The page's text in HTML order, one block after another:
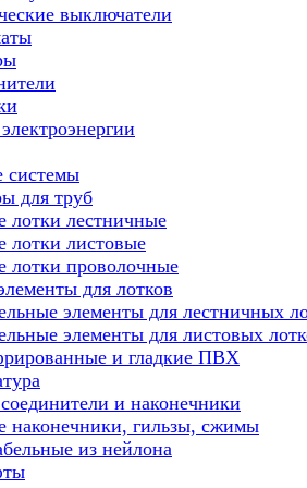
выключатели
системы
для труб
лотки лестничные
лотки листовые
лотки проволочные
для лотков
элементы для лестничных
элементы для листовых
и гладкие ПВХ
и наконечники
наконечники, гильзы, сжимы
из нейлона